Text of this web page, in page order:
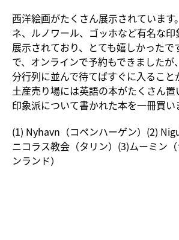
西洋絵画がたくさん展示されています
ネ、ルノワール、ゴッホなど有名な
展示されており、とても嬉しかったで
で、オンラインで予約もできましたが
分行列に並んで待てばすぐに入ること
土産売り場には英語の本がたくさん置
印象派について書かれた本を一冊買い
(1) Nyhavn（コペンハーゲン）(2)
ニコラス教会（タリン）(3)ムーミン
ンランド）